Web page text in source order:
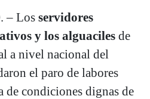
. – Los servidores
y los alguaciles de
a nivel nacional del
el paro de labores
de condiciones dignas de